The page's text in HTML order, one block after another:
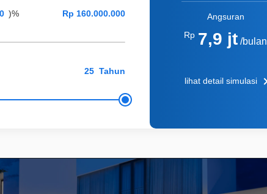
)%
Tahun
Angsuran
Rp 7,9 jt /bulan
lihat detail simulasi